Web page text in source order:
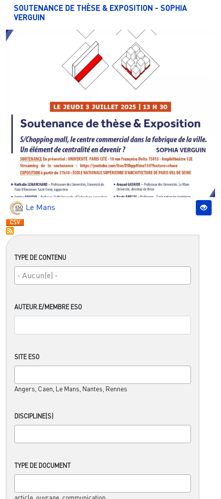
TYPE DE CONTENU
AUTEUR.E/MEMBRE ESO
SITE ESO
Angers, Caen, Le Mans, Nantes, Rennes
DISCIPLINE(S)
TYPE DE DOCUMENT
SOUTENANCE DE THÈSE & EXPOSITION - SOPHIA
VERGUIN
Le Mans